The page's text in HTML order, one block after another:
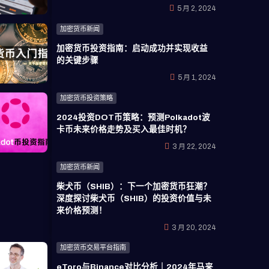
5 月 2, 2024
加密货币新闻
加密货币投资指南：启动成功并实现收益
的关键步骤
5 月 1, 2024
加密货币投资策略
2024投资DOT币策略：预测Polkadot波
卡币未来价格走势及买入最佳时机？
3 月 22, 2024
加密货币新闻
柴犬币（SHIB）：下一个加密货币狂潮？
深度探讨柴犬币（SHIB）的投资价值与未
来价格预测！
3 月 20, 2024
加密货币交易平台指南
eToro与Binance对比分析｜2024年马来